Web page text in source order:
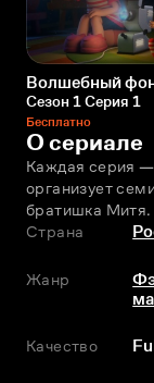
Волшебный
Сезон 1 Серия 1
Бесплатно
О сериале
Каждая серия
организует
братишка Митя.
Страна
Жанр
Качество